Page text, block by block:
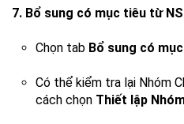
7. Bổ sung có mục tiêu từ
Chọn tab Bổ sung có
Có thể kiểm tra lại Nhóm
cách chọn Thiết lập